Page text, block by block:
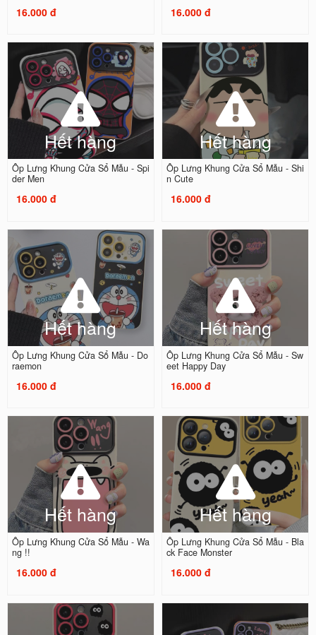
16.000 đ 16.000 đ
Hết hàng
Ốp Lưng Khung Cửa Sổ Mẫu - Spi
der Men
16.000 đ
Hết hàng
Ốp Lưng Khung Cửa Sổ Mẫu - Shi
n Cute
16.000 đ
Hết hàng
Ốp Lưng Khung Cửa Sổ Mẫu - Do
raemon
16.000 đ
Hết hàng
Ốp Lưng Khung Cửa Sổ Mẫu - Sw
eet Happy Day
16.000 đ
Hết hàng
Ốp Lưng Khung Cửa Sổ Mẫu - Wa
ng !!
16.000 đ
Hết hàng
Ốp Lưng Khung Cửa Sổ Mẫu - Bla
ck Face Monster
16.000 đ